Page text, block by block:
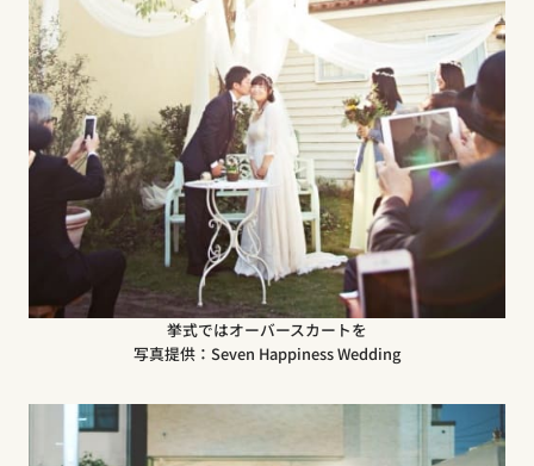
挙式ではオーバースカートを
写真提供：Seven Happiness Wedding